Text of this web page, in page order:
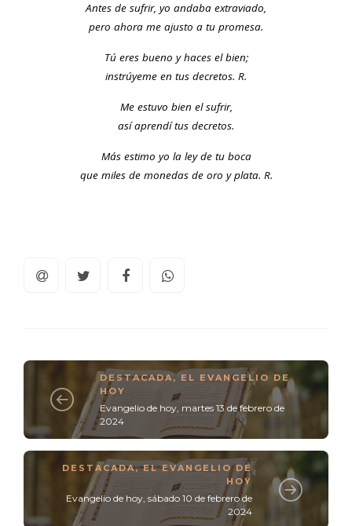
Antes de sufrir, yo andaba extraviado,
pero ahora me ajusto a tu promesa.
Tú eres bueno y haces el bien;
instrúyeme en tus decretos. R.
Me estuvo bien el sufrir,
así aprendí tus decretos.
Más estimo yo la ley de tu boca
que miles de monedas de oro y plata. R.
DESTACADA , EL EVANGELIO DE
HOY
Evangelio de hoy, martes 13 de febrero de
2024
DESTACADA,EL EVANGELIO DE
HOY
Evangelio de hoy, sábado 10 de febrero de
2024